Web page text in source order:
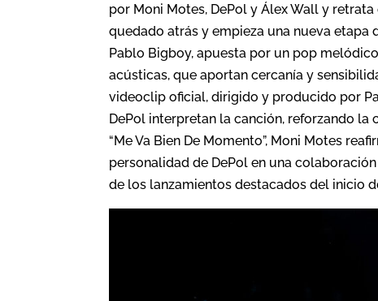
por Moni Motes, DePol y Álex Wall y
quedado atrás y empieza una nueva
Pablo Bigboy, apuesta por un pop
acústicas, que aportan cercanía y
videoclip oficial, dirigido y producido por
DePol interpretan la canción, reforzando
“Me Va Bien De Momento”, Moni Motes
personalidad de DePol en una
de los lanzamientos destacados del inicio